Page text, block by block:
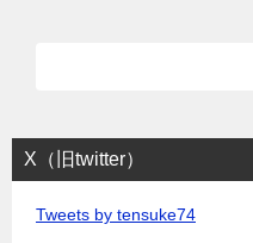
X（旧twitter）
Tweets by tensuke74